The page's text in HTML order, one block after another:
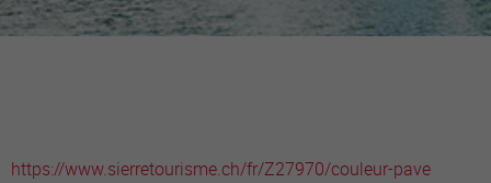
https://www.sierretourisme.ch/fr/Z27970/couleur-pave